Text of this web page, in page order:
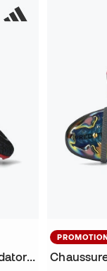
Chaussure de football adidas Predator Elite FT SG
PROMOTION